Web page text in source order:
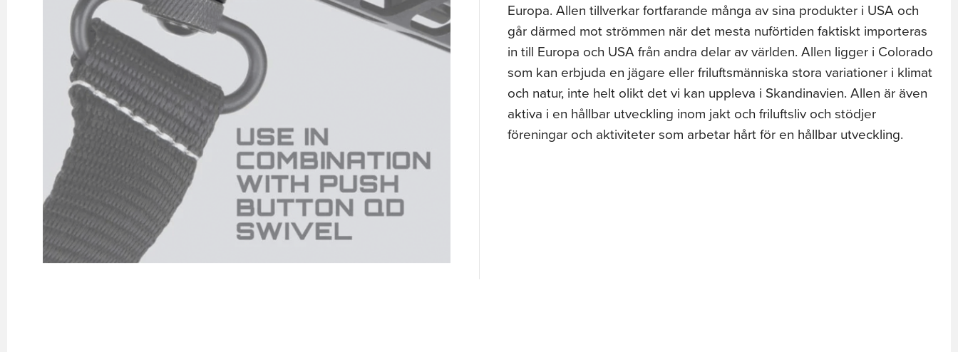
Europa. Allen tillverkar fortfarande många av sina produkter i USA och
går därmed mot strömmen när det mesta nuförtiden faktiskt importeras
in till Europa och USA från andra delar av världen. Allen ligger i Colorado
som kan erbjuda en jägare eller friluftsmänniska stora variationer i klimat
och natur, inte helt olikt det vi kan uppleva i Skandinavien. Allen är även
aktiva i en hållbar utveckling inom jakt och friluftsliv och stödjer
föreningar och aktiviteter som arbetar hårt för en hållbar utveckling.